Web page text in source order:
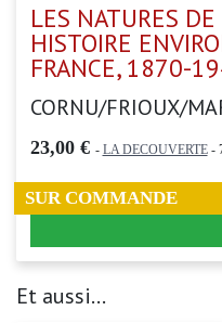
LES NATURES
HISTOIRE
FRANCE, 1870-
CORNU/FRIOUX/
23,00 € - LA DECOUVERTE-
SUR COMMANDE
Et aussi...